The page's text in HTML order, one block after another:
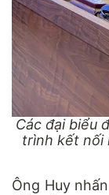
Các đại biểu
trình kết nối
Ông Huy